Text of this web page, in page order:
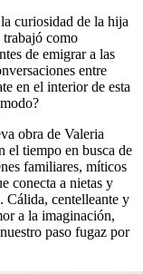
curiosidad de la hija
trabajó como
de emigrar a las
entre
en el interior de esta
obra de Valeria
el tiempo en busca de
familiares, míticos
conecta a nietas y
Cálida, centelleante y
a la imaginación,
paso fugaz por